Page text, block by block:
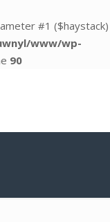
#1 ($haystack)
www/wp-
90